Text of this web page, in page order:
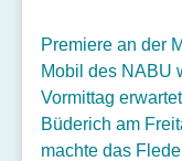
Premiere an der
Mobil des NABU
Vormittag
Büderich am
machte das